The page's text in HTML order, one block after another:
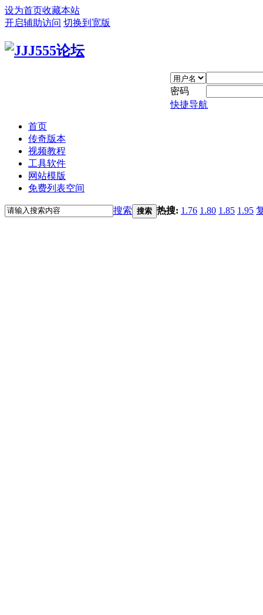
设为首页收藏本站
开启辅助访问 切换到宽版
密码
快捷导航
首页
传奇版本
视频教程
工具软件
网站模版
免费列表空间
搜索 搜索 热搜: 1.76 1.80 1.85 1.95